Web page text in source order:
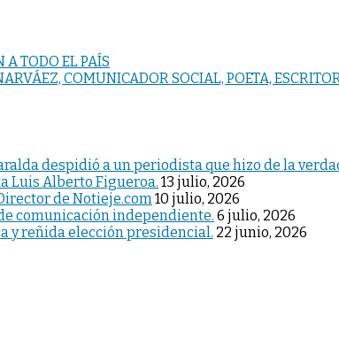
TODO EL PAÍS
COMUNICADOR SOCIAL, POETA,
despidió a un periodista que hizo de la
Luis Alberto Figueroa. 13 julio, 2026
de Notieje.com 10 julio, 2026
comunicación independiente. 6 julio, 2026
y reñida elección presidencial. 22 junio, 2026